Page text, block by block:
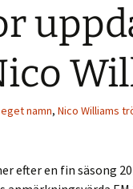
namn, Nico Williams
efter en fin säsong